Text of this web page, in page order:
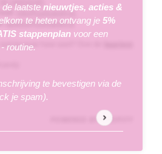
de laatste nieuwtjes, acties &
te heten ontvang je 5%
stappenplan voor een
routine.
te bevestigen via de
je spam).
door hCaptcha en het
06-58956595
:info@curlcandy.nl
advies@curlcandy.nl
bij jouw haar past? Doe de
POWERED BY SHOPIFY